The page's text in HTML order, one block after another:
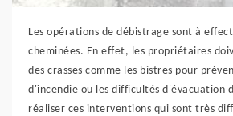
Les opérations de débistrage sont à
cheminées. En effet, les propriétaires
des crasses comme les bistres pour
d'incendie ou les difficultés d'évacuation
réaliser ces interventions qui sont très